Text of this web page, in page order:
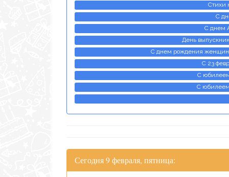
Стихи
С
С днем
День
С днем рождения
С 23
С
С юбилеем
Сегодня 9 февраля, пятница: